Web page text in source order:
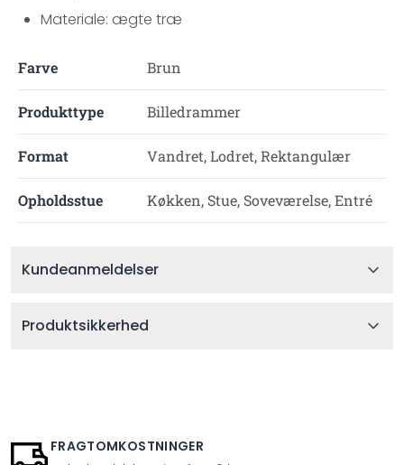
Materiale: ægte træ
Farve Brun
Produkttype Billedrammer
Format Vandret, Lodret, Rektangulær
Opholdsstue Køkken, Stue, Soveværelse, Entré
Kundeanmeldelser
Produktsikkerhed
FRAGTOMKOSTNINGER